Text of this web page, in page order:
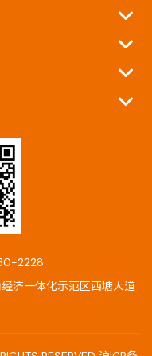
2228
济一体化示范区西塘大道